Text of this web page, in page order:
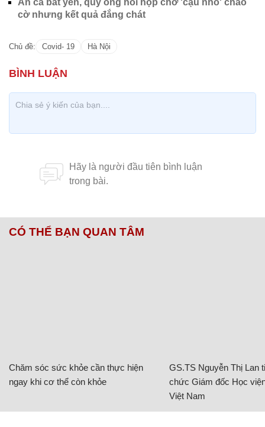
Ăn cả bát yến, quý ông hồi hộp chờ 'cậu nhỏ' chào
cờ nhưng kết quả đắng chát
Chủ đề: Covid- 19 Hà Nội
CÓ THỂ BẠN QUAN TÂM
Chăm sóc sức khỏe cần thực hiện
ngay khi cơ thể còn khỏe
GS.TS Nguyễn Thị Lan
chức Giám đốc Học
Việt Nam